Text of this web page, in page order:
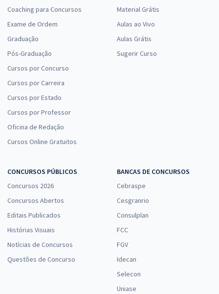
Coaching para Concursos
Exame de Ordem
Graduação
Pós-Graduação
Cursos por Concurso
Cursos por Carreira
Cursos por Estado
Cursos por Professor
Oficina de Redação
Cursos Online Gratuitos
Material Grátis
Aulas ao Vivo
Aulas Grátis
Sugerir Curso
CONCURSOS PÚBLICOS
Concursos 2026
Concursos Abertos
Editais Publicados
Histórias Visuais
Notícias de Concursos
Questões de Concurso
BANCAS DE CONCURSOS
Cebraspe
Cesgranrio
Consulplan
FCC
FGV
Idecan
Selecon
Uniase